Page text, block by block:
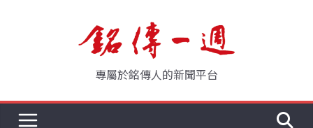
專屬於銘傳人的新聞平台